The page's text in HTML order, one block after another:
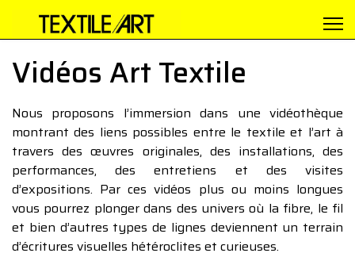
Vidéos Art Textile
Nous proposons l’immersion dans une vidéothèque
montrant des liens possibles entre le textile et l’art à
travers des œuvres originales, des installations, des
performances, des entretiens et des visites
d’expositions. Par ces vidéos plus ou moins longues
vous pourrez plonger dans des univers où la fibre, le fil
et bien d’autres types de lignes deviennent un terrain
d’écritures visuelles hétéroclites et curieuses.